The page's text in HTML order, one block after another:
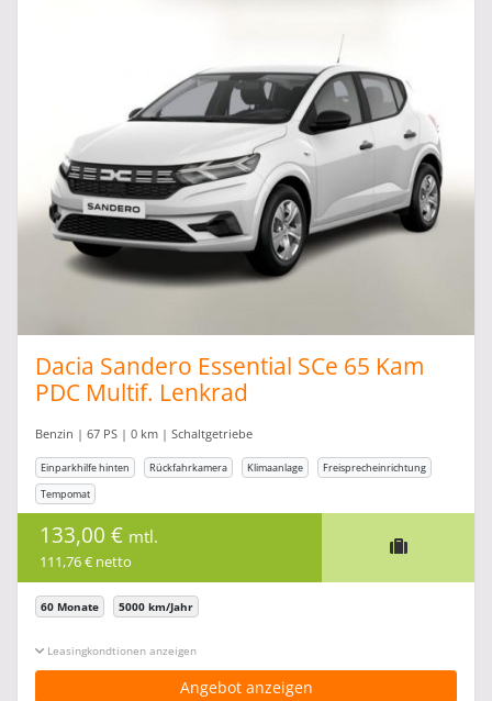
Dacia Sandero Essential SCe 65 Kam
PDC Multif. Lenkrad
Benzin | 67 PS | 0 km | Schaltgetriebe
Einparkhilfe hinten Rückfahrkamera Klimaanlage
Freisprecheinrichtung
Tempomat
133,00 € mtl.
111,76 € netto
60 Monate 5000 km/Jahr
Leasingkonditionen ein-/ausblenden
Angebot anzeigen